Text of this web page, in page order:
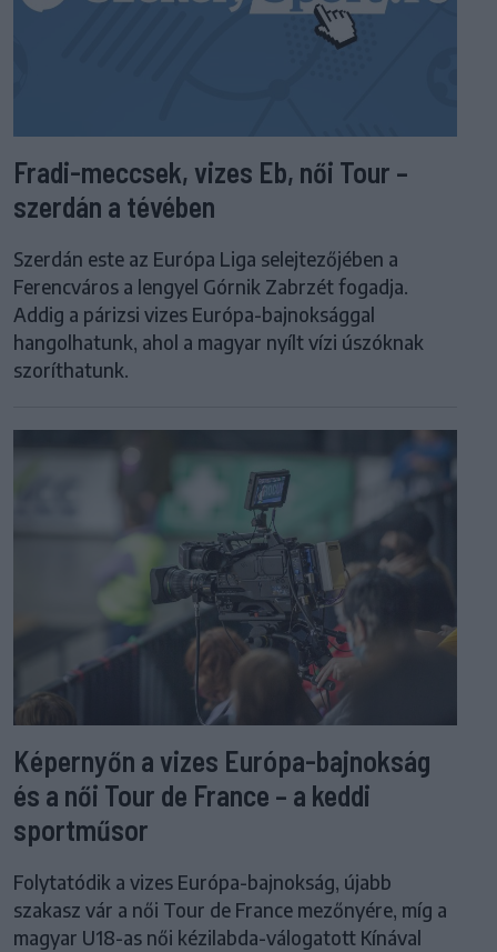
Fradi-meccsek, vizes Eb, női Tour –
szerdán a tévében
Szerdán este az Európa Liga selejtezőjében a
Ferencváros a lengyel Górnik Zabrzét fogadja.
Addig a párizsi vizes Európa-bajnoksággal
hangolhatunk, ahol a magyar nyílt vízi úszóknak
szoríthatunk.
Képernyőn a vizes Európa-bajnokság
és a női Tour de France – a keddi
sportműsor
Folytatódik a vizes Európa-bajnokság, újabb
szakasz vár a női Tour de France mezőnyére, míg a
magyar U18-as női kézilabda-válogatott Kínával